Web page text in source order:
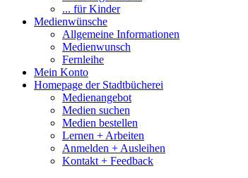
... für Kinder
Medienwünsche
Allgemeine Informationen
Medienwunsch
Fernleihe
Mein Konto
Homepage der Stadtbücherei
Medienangebot
Medien suchen
Medien bestellen
Lernen + Arbeiten
Anmelden + Ausleihen
Kontakt + Feedback